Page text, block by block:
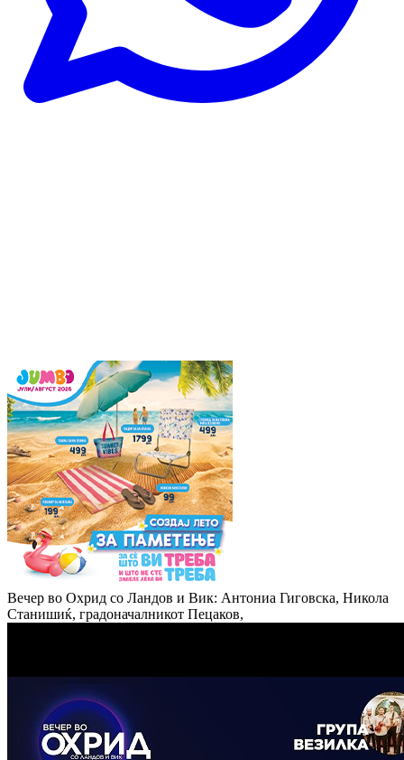
Вечер во Охрид со Ландов и Вик: Антониа Гиговска, Никола
Станишиќ, градоначалникот Пецаков,